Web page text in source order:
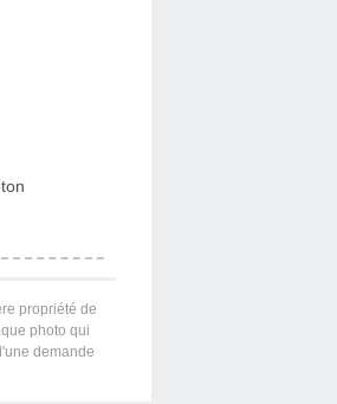
propriété de
photo qui
demande